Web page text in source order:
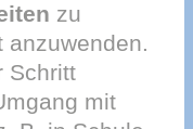
zu
anzuwenden.
Schritt
mit